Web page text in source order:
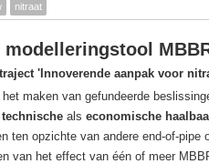
nitraat
'Innoverende aanpak voor
maken van gefundeerde
technische als economische
ten opzichte van andere end-of-
van het effect van één of meer